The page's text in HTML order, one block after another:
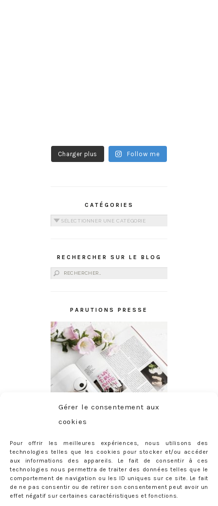
Gérer le consentement aux
cookies
Pour offrir les meilleures expériences, nous utilisons des
technologies telles que les cookies pour stocker et/ou accéder
aux informations des appareils. Le fait de consentir à ces
technologies nous permettra de traiter des données telles que le
comportement de navigation ou les ID uniques sur ce site. Le fait
de ne pas consentir ou de retirer son consentement peut avoir un
effet négatif sur certaines caractéristiques et fonctions.
Charger plus Follow me
CATÉGORIES
Catégories
RECHERCHER SUR LE BLOG
Rechercher :
PARUTIONS PRESSE
ABONNEMENT